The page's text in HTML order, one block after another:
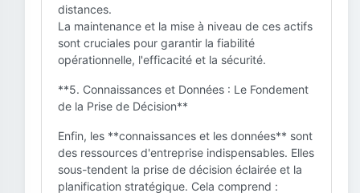
distances.
La maintenance et la mise à niveau de ces actifs
sont cruciales pour garantir la fiabilité
opérationnelle, l'efficacité et la sécurité.
**5. Connaissances et Données : Le Fondement
de la Prise de Décision**
Enfin, les **connaissances et les données** sont
des ressources d'entreprise indispensables. Elles
sous-tendent la prise de décision éclairée et la
planification stratégique. Cela comprend :